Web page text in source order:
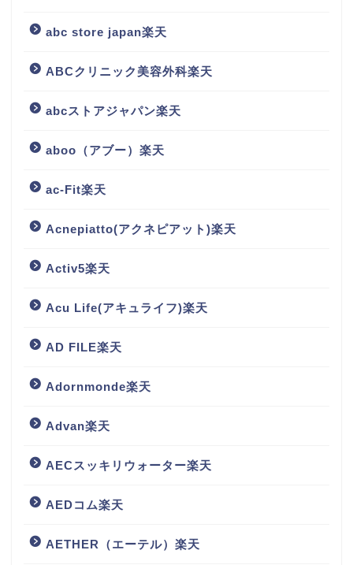
abc store japan楽天
ABCクリニック美容外科楽天
abcストアジャパン楽天
aboo（アブー）楽天
ac-Fit楽天
Acnepiatto(アクネピアット)楽天
Activ5楽天
Acu Life(アキュライフ)楽天
AD FILE楽天
Adornmonde楽天
Advan楽天
AECスッキリウォーター楽天
AEDコム楽天
AETHER（エーテル）楽天